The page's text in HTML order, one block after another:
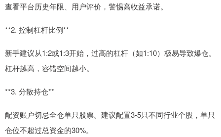
查看平台历史年限、用户评价，警惕高收益承诺。
**2. 控制杠杆比例**
新手建议从1:2或1:3开始，过高的杠杆（如1:10）极易导致爆仓。
杠杆越高，容错空间越小。
**3. 分散持仓**
配资账户切忌全仓单只股票。建议配置3-5只不同行业个股，单只
仓位不超过总资金的30%。